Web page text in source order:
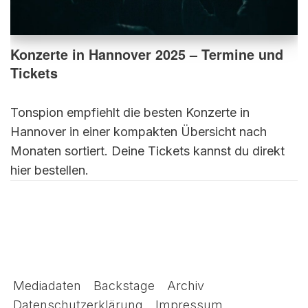
Konzerte in Hannover 2025 – Termine und
Tickets
Tonspion empfiehlt die besten Konzerte in
Hannover in einer kompakten Übersicht nach
Monaten sortiert. Deine Tickets kannst du direkt
hier bestellen.
Mediadaten Backstage
Archiv
Datenschutzerklärung
Impressum